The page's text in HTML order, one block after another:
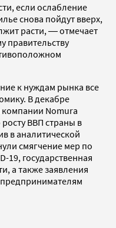
если ослабление
снова пойдут вверх,
расти, ― отмечает
к нуждам рынка все
В декабре
Nomura
ВВП страны в
в аналитической
смягчение мер по
19, государственная
а также заявления